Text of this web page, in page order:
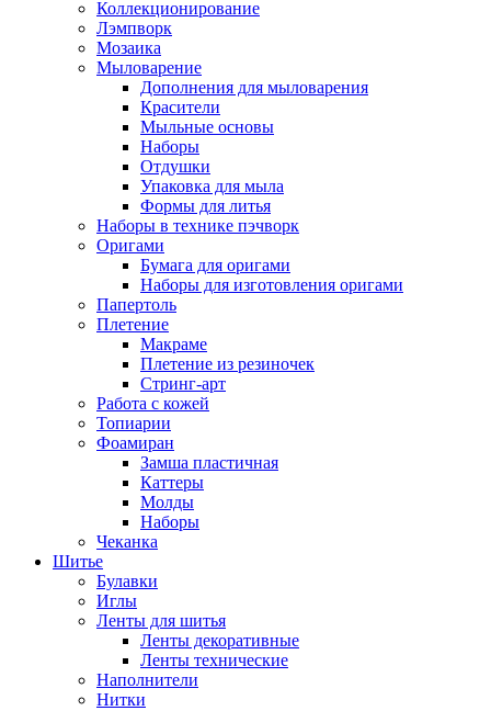
Коллекционирование
Лэмпворк
Мозаика
Мыловарение
Дополнения для мыловарения
Красители
Мыльные основы
Наборы
Отдушки
Упаковка для мыла
Формы для литья
Наборы в технике пэчворк
Оригами
Бумага для оригами
Наборы для изготовления оригами
Папертоль
Плетение
Макраме
Плетение из резиночек
Стринг-арт
Работа с кожей
Топиарии
Фоамиран
Замша пластичная
Каттеры
Молды
Наборы
Чеканка
Шитье
Булавки
Иглы
Ленты для шитья
Ленты декоративные
Ленты технические
Наполнители
Нитки